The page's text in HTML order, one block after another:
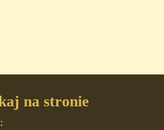
na stronie